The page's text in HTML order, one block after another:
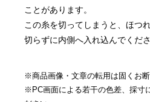
ことがあります。
この糸を切ってしまうと、ほつ
切らずに内側へ入れ込んでくださ
※商品画像・文章の転用は固くお断
※PC画面による若干の色差、採寸